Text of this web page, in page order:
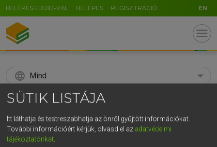
BELÉPÉS EDUID-VAL BELÉPÉS REGISZTRÁCIÓ EN
menu
language Mind
search
KERESÉS
SÜTIK LISTÁJA
Itt láthatja és testreszabhatja az önről gyűjtött információkat.
További információért kérjük, olvasd el az adatvédelmi
tájékoztatónkat
GR
5 6 7 8 9 ö ü ó